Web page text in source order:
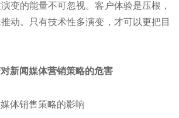
变的能量不可忽视。客户体验是压根，
动。只有技术性多演变，才可以更把目
新闻媒体营销策略的危害